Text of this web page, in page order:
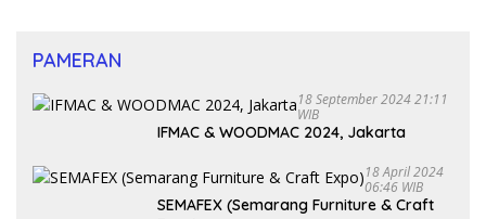
PAMERAN
18 September 2024 21:11
WIB
IFMAC & WOODMAC 2024, Jakarta
18 April 2024
06:46 WIB
SEMAFEX (Semarang Furniture & Craft